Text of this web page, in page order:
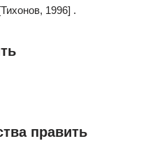
1996] .
править